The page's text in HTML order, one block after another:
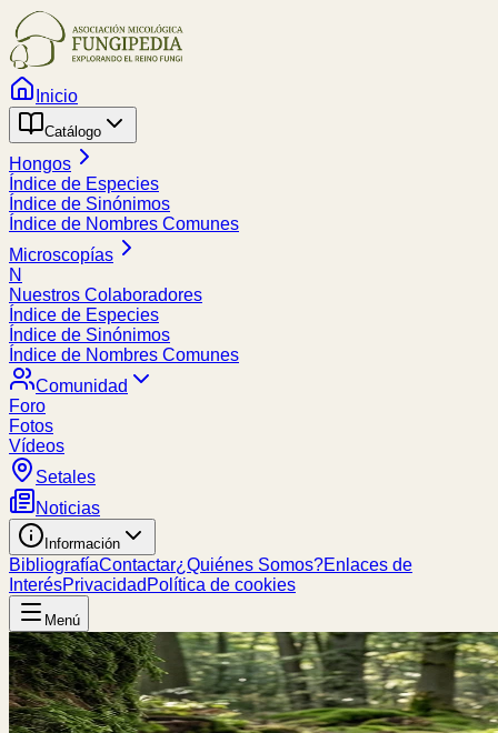
Inicio
Catálogo
Hongos
Índice de Especies
Índice de Sinónimos
Índice de Nombres Comunes
Microscopías
N
Nuestros Colaboradores
Índice de Especies
Índice de Sinónimos
Índice de Nombres Comunes
Comunidad
Foro
Fotos
Vídeos
Setales
Noticias
Información
BibliografíaContactar¿Quiénes Somos?Enlaces de
InterésPrivacidad Política de cookies
Menú